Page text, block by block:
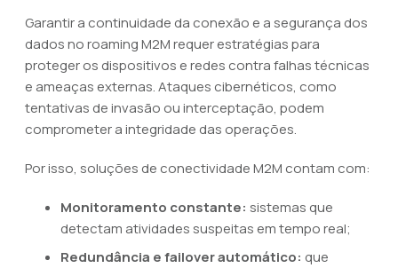
Garantir a continuidade da conexão e a segurança dos
dados no roaming M2M requer estratégias para
proteger os dispositivos e redes contra falhas técnicas
e ameaças externas. Ataques cibernéticos, como
tentativas de invasão ou interceptação, podem
comprometer a integridade das operações.
Por isso, soluções de conectividade M2M contam com:
Monitoramento constante: sistemas que
detectam atividades suspeitas em tempo real;
Redundância e failover automático: que